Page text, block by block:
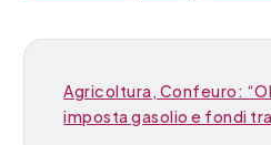
Agricoltura, Confeuro:
imposta gasolio e fondi